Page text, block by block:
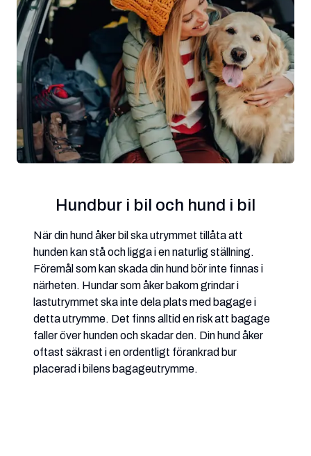
Hundbur i bil och hund i bil
När din hund åker bil ska utrymmet tillåta att
hunden kan stå och ligga i en naturlig ställning.
Föremål som kan skada din hund bör inte finnas i
närheten. Hundar som åker bakom grindar i
lastutrymmet ska inte dela plats med bagage i
detta utrymme. Det finns alltid en risk att bagage
faller över hunden och skadar den. Din hund åker
oftast säkrast i en ordentligt förankrad bur
placerad i bilens bagageutrymme.